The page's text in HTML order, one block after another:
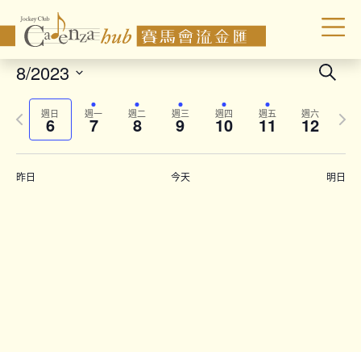
and
Search
8/2023
Select
date.週日
6 週一
7 週二
8 週三
9 週四
10 週五
11 週六
12
Previous
week
Next
昨日 今天 明日